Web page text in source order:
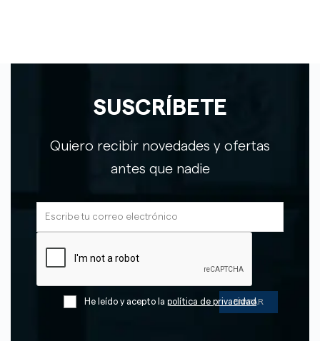
SUSCRÍBETE
Quiero recibir novedades y ofertas
antes que nadie
He leído y acepto la política de privacidad